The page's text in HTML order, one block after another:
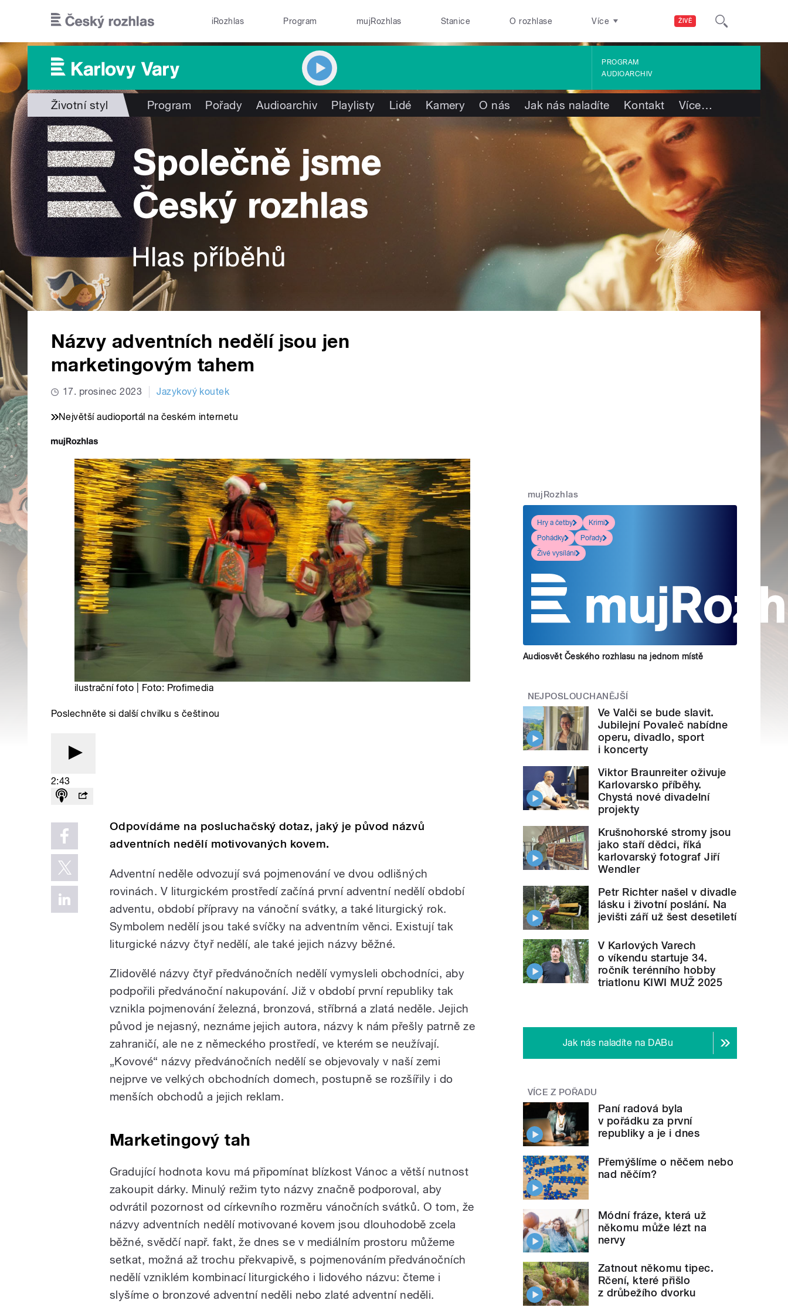
ŽIVĚ
iRozhlas Program mujRozhlas Stanice O rozhlase Více
PROGRAM
AUDIOARCHIV
Životní styl Program Pořady Audioarchiv Playlisty Lidé Kamery O nás Jak nás naladíte Kontakt Více…
Názvy adventních nedělí jsou jen
marketingovým tahem
17. prosinec 2023 Jazykový koutek
Největší audioportál na českém internetu
ilustrační foto | Foto: Profimedia
Poslechněte si další chvilku s češtinou
2:43
Odpovídáme na posluchačský dotaz, jaký je původ názvů
adventních nedělí motivovaných kovem.
Adventní neděle odvozují svá pojmenování ve dvou odlišných
rovinách. V liturgickém prostředí začíná první adventní nedělí období
adventu, období přípravy na vánoční svátky, a také liturgický rok.
Symbolem nedělí jsou také svíčky na adventním věnci. Existují tak
liturgické názvy čtyř nedělí, ale také jejich názvy běžné.
Zlidovělé názvy čtyř předvánočních nedělí vymysleli obchodníci, aby
podpořili předvánoční nakupování. Již v období první republiky tak
vznikla pojmenování železná, bronzová, stříbrná a zlatá neděle. Jejich
původ je nejasný, neznáme jejich autora, názvy k nám přešly patrně ze
zahraničí, ale ne z německého prostředí, ve kterém se neužívají.
„Kovové“ názvy předvánočních nedělí se objevovaly v naší zemi
nejprve ve velkých obchodních domech, postupně se rozšířily i do
menších obchodů a jejich reklam.
Marketingový tah
Gradující hodnota kovu má připomínat blízkost Vánoc a větší nutnost
zakoupit dárky. Minulý režim tyto názvy značně podporoval, aby
odvrátil pozornost od církevního rozměru vánočních svátků. O tom, že
názvy adventních nedělí motivované kovem jsou dlouhodobě zcela
běžné, svědčí např. fakt, že dnes se v mediálním prostoru můžeme
setkat, možná až trochu překvapivě, s pojmenováním předvánočních
nedělí vzniklém kombinací liturgického i lidového názvu: čteme i
slyšíme o bronzové adventní neděli nebo zlaté adventní neděli.
mujRozhlas
Hry a četby
Krimi
Pohádky
Pořady
Živé vysílání
Audiosvět Českého rozhlasu na jednom místě
NEJPOSLOUCHANĚJŠÍ
Ve Valči se bude slavit.
Jubilejní Povaleč nabídne
operu, divadlo, sport
i koncerty
Viktor Braunreiter oživuje
Karlovarsko příběhy.
Chystá nové divadelní
projekty
Krušnohorské stromy jsou
jako staří dědci, říká
karlovarský fotograf Jiří
Wendler
Petr Richter našel v divadle
lásku i životní poslání. Na
jevišti září už šest desetiletí
V Karlových Varech
o víkendu startuje 34.
ročník terénního hobby
triatlonu KIWI MUŽ 2025
Jak nás naladíte na DABu
VÍCE Z POŘADU
Paní radová byla
v pořádku za první
republiky a je i dnes
Přemýšlíme o něčem nebo
nad něčím?
Módní fráze, která už
někomu může lézt na
nervy
Zatnout někomu tipec.
Rčení, které přišlo
z drůbežího dvorku